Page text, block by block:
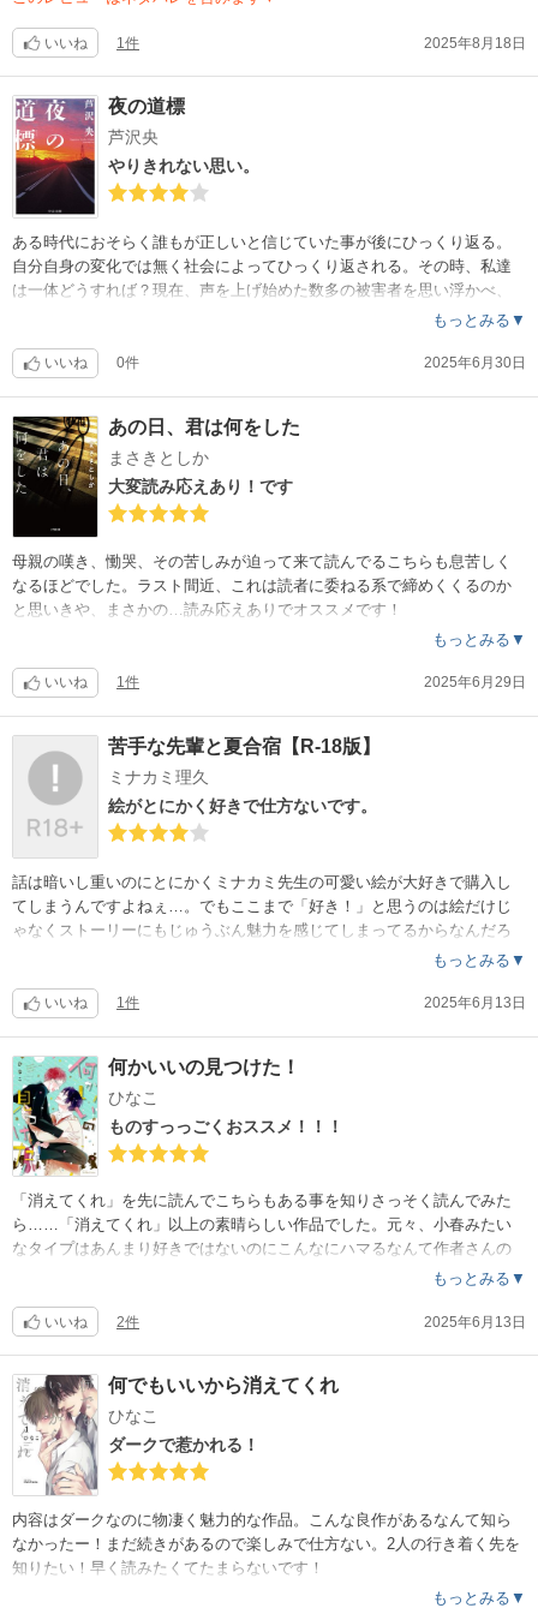
いいね 1件 2025年8月18日
夜の道標
芦沢央
やりきれない思い。
ある時代におそらく誰もが正しいと信じていた事が後にひっくり返る。
自分自身の変化では無く社会によってひっくり返される。その時、私達
は一体どうすれば？現在、声を上げ始めた数多の被害者を思い浮かべ、
やりきれない気持ちで読み終えました。人間の尊厳とは何なのかを突き
って止みません。
もっとみる▼
いいね 0件 2025年6月30日
あの日、君は何をした
まさきとしか
大変読み応えあり！です
母親の嘆き、慟哭、その苦しみが迫って来て読んでるこちらも息苦しく
なるほどでした。ラスト間近、これは読者に委ねる系で締めくくるのか
と思いきや、まさかの…読み応えありでオススメです！
もっとみる▼
いいね 1件 2025年6月29日
苦手な先輩と夏合宿【R-18版】
ミナカミ理久
絵がとにかく好きで仕方ないです。
話は暗いし重いのにとにかくミナカミ先生の可愛い絵が大好きで購入し
てしまうんですよねぇ…。でもここまで「好き！」と思うのは絵だけじ
ゃなくストーリーにもじゅうぶん魅力を感じてしまってるからなんだろ
うなぁと思う。なんだかどうにも心惹かれる魔力がある作家さん。もっとみる▼
いいね 1件 2025年6月13日
何かいいの見つけた！
ひなこ
ものすっっごくおススメ！！！
「消えてくれ」を先に読んでこちらもある事を知りさっそく読んでみた
ら……「消えてくれ」以上の素晴らしい作品でした。元々、小春みたい
なタイプはあんまり好きではないのにこんなにハマるなんて作者さんの
力量が半端無いのだろうとしみじみ……もっと続きが読みたいなぁ〜。
もっとみる▼
いいね 2件 2025年6月13日
何でもいいから消えてくれ
ひなこ
ダークで惹かれる！
内容はダークなのに物凄く魅力的な作品。こんな良作があるなんて知ら
なかったー！まだ続きがあるので楽しみで仕方ない。2人の行き着く先を
知りたい！早く読みたくてたまらないです！
もっとみる▼